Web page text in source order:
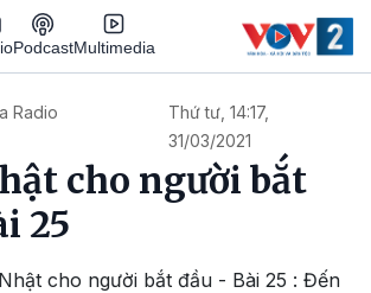
PodcastMultimedia
Radio
Thứ tư, 14:17,
31/03/2021
cho người bắt
25
cho người bắt đầu - Bài 25 : Đến